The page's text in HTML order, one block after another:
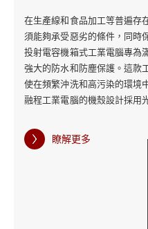
在生產線和食品加工等普遍存
須能夠承受惡劣的條件，同時
投射電容機箱式工業電腦專為
強大的防水和防塵保護。這款
使在頻繁沖洗和高污染的環境
融程工業電腦的機殼設計採用
或戴手套的條件下，電阻式觸
而提高使用者的便利性和效率
了安全耐用的連接，而無風扇
的長期可靠性和能源效率。這
投射電容機箱式工業電腦成為
瞭解更多